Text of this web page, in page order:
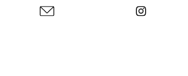
社会空间的一部分，基于人类的经验、交